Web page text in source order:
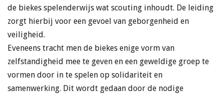
de biekes spelenderwijs wat scouting inhoudt. De leiding
zorgt hierbij voor een gevoel van geborgenheid en
veiligheid.
Eveneens tracht men de biekes enige vorm van
zelfstandigheid mee te geven en een geweldige groep te
vormen door in te spelen op solidariteit en
samenwerking. Dit wordt gedaan door de nodige